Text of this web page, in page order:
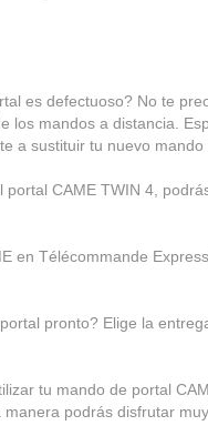
es defectuoso? No te
los mandos a distancia.
a sustituir tu nuevo
CAME TWIN 4,
en Télécommande
pronto? Elige la
tu mando de portal
podrás disfrutar